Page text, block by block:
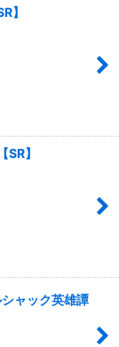
】
】
ャック英雄譚